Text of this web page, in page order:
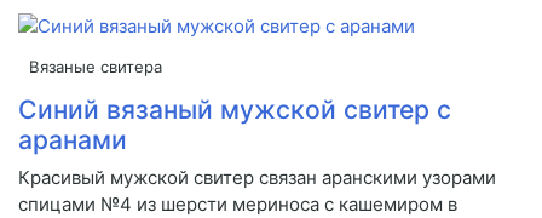
Вязаные свитера
Синий вязаный мужской свитер с
аранами
Красивый мужской свитер связан аранскими узорами
спицами №4 из шерсти мериноса с кашемиром в